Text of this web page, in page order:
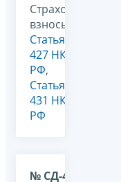
Страховые
взносы,
Статья
427 НК
РФ,
Статья
431 НК
РФ
№ СД-4-